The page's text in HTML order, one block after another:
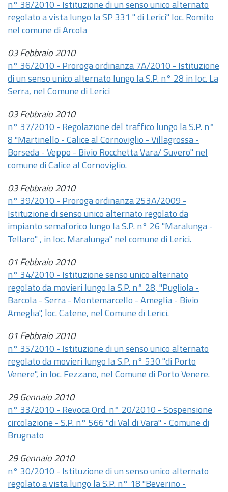
n° 38/2010 - Istituzione di un senso unico alternato
regolato a vista lungo la SP 331 " di Lerici" loc. Romito
nel comune di Arcola
03 Febbraio 2010
n° 36/2010 - Proroga ordinanza 7A/2010 - Istituzione
di un senso unico alternato lungo la S.P. n° 28 in loc. La
Serra, nel Comune di Lerici
03 Febbraio 2010
n° 37/2010 - Regolazione del traffico lungo la S.P. n°
8 "Martinello - Calice al Cornoviglio - Villagrossa -
Borseda - Veppo - Bivio Rocchetta Vara/ Suvero" nel
comune di Calice al Cornoviglio.
03 Febbraio 2010
n° 39/2010 - Proroga ordinanza 253A/2009 -
Istituzione di senso unico alternato regolato da
impianto semaforico lungo la S.P. n° 26 "Maralunga -
Tellaro" , in loc. Maralunga" nel comune di Lerici.
01 Febbraio 2010
n° 34/2010 - Istituzione senso unico alternato
regolato da movieri lungo la S.P. n° 28, "Pugliola -
Barcola - Serra - Montemarcello - Ameglia - Bivio
Ameglia", loc. Catene, nel Comune di Lerici.
01 Febbraio 2010
n° 35/2010 - Istituzione di un senso unico alternato
regolato da movieri lungo la S.P. n° 530 "di Porto
Venere", in loc. Fezzano, nel Comune di Porto Venere.
29 Gennaio 2010
n° 33/2010 - Revoca Ord. n° 20/2010 - Sospensione
circolazione - S.P. n° 566 "di Val di Vara" - Comune di
Brugnato
29 Gennaio 2010
n° 30/2010 - Istituzione di un senso unico alternato
regolato a vista lungo la S.P. n° 18 "Beverino -